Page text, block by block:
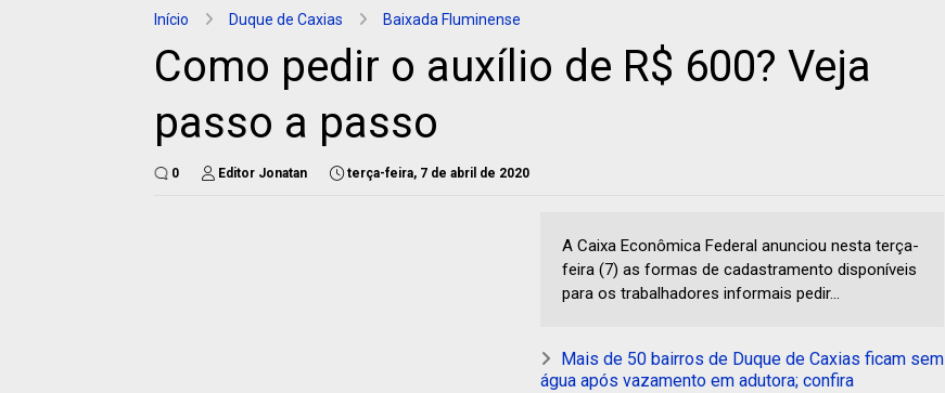
Início Duque de Caxias Baixada Fluminense
Como pedir o auxílio de R$ 600? Veja
passo a passo
0 Editor Jonatan terça-feira, 7 de abril de 2020
A Caixa Econômica Federal anunciou nesta terça-
feira (7) as formas de cadastramento disponíveis
para os trabalhadores informais pedir...
Mais de 50 bairros de Duque de Caxias ficam sem
água após vazamento em adutora; confira